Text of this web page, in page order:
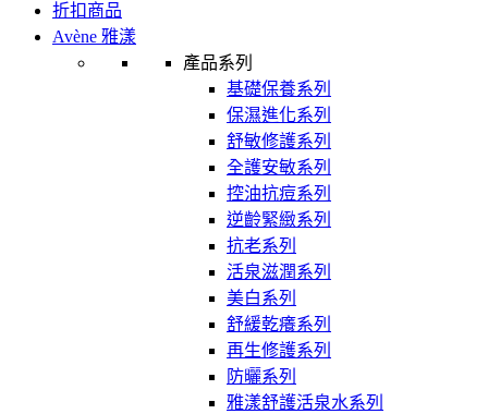
折扣商品
Avène 雅漾
產品系列
基礎保養系列
保濕進化系列
舒敏修護系列
全護安敏系列
控油抗痘系列
逆齡緊緻系列
抗老系列
活泉滋潤系列
美白系列
舒緩乾癢系列
再生修護系列
防曬系列
雅漾舒護活泉水系列